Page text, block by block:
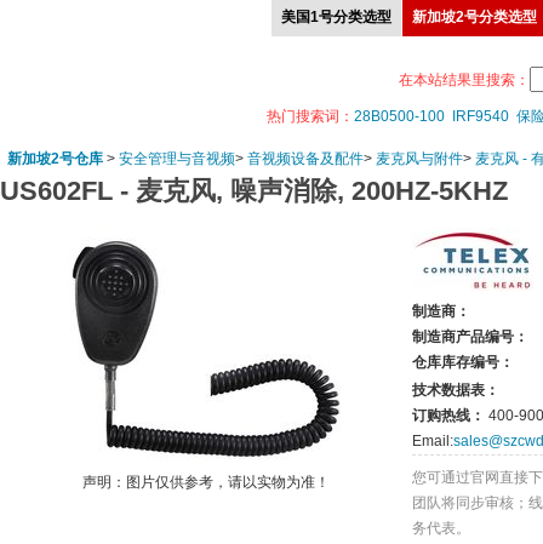
美国1号分类选型 新加坡2号分类选型
在本站结果里搜索：
热门搜索词： 28B0500-100 IRF9540 保
新加坡2号仓库 > 安全管理与音视频> 音视频设备及配件> 麦克风与附件> 麦克风 -
US602FL - 麦克风, 噪声消除, 200HZ-5KHZ
声明：图片仅供参考，请以实物为准！
制造商：
制造商产品编号：
仓库库存编号：
技术数据表：
订购热线： 400-
Email:
您可通过官网直接
团队将同步审核；
务代表。